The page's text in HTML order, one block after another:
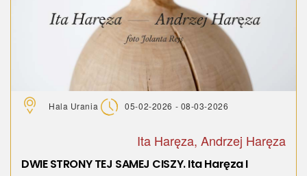
Hala Urania 05-02-2026 - 08-03-2026
Ita Haręza, Andrzej Haręza
DWIE STRONY TEJ SAMEJ CISZY. Ita Haręza I